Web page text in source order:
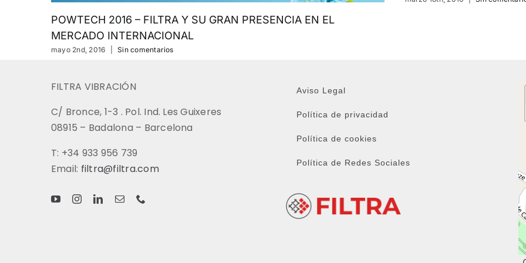
POWTECH 2016 – FILTRA Y SU GRAN PRESENCIA EN EL
MERCADO INTERNACIONAL
mayo 2nd, 2016 Sin comentarios
FILTRA VIBRACIÓN
C/ Bronce, 1-3 . Pol. Ind. Les Guixeres
08915 – Badalona – Barcelona
T: +34 933 956 739
Email: filtra@filtra.com
Aviso Legal
Política de privacidad
Política de cookies
Política de Redes Sociales